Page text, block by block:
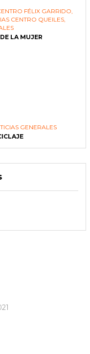
FÉLIX GARRIDO,
CENTRO QUEILES,
LA MUJER
GENERALES